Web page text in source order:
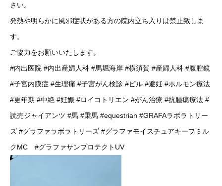
さい。
発熱や明らかに風邪症状がある方の院内立ち入りは禁止致しま
す。
ご協力をお願いいたします。
#内出医院 #内出産婦人科 #馬堀海岸 #横須賀 #産婦人科 #腹腔鏡
#子宮内膜症 #生理痛 #子宮がん検診 #ピル #避妊 #ホルモン療法
#更年期 #中絶 #妊娠 #ロイコトリエン #がん治療 #抗腫瘍療法 #
読売ジャイアンツ #馬 #乗馬 #equestrian #GRAFAラボラトリー
ズ #グラファラボラトリーズ #グラファモイスチュアキープミル
クMC
#グラファサンプロテクトUV